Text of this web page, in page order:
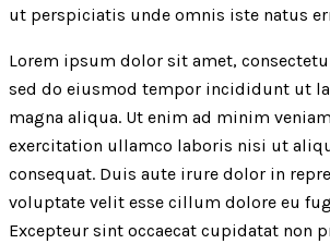
ut perspiciatis unde omnis iste natus
Lorem ipsum dolor sit amet,
sed do eiusmod tempor incididunt ut
magna aliqua. Ut enim ad minim
exercitation ullamco laboris nisi ut
consequat. Duis aute irure dolor in
voluptate velit esse cillum dolore eu
Excepteur sint occaecat cupidatat non